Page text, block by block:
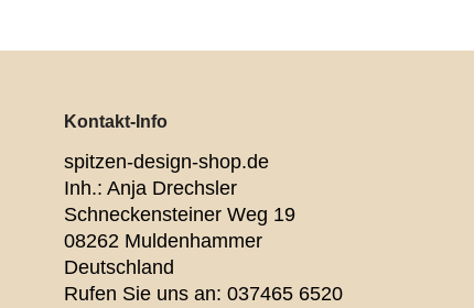
Kontakt-Info
spitzen-design-shop.de
Inh.: Anja Drechsler
Schneckensteiner Weg 19
08262 Muldenhammer
Deutschland
Rufen Sie uns an: 037465 6520